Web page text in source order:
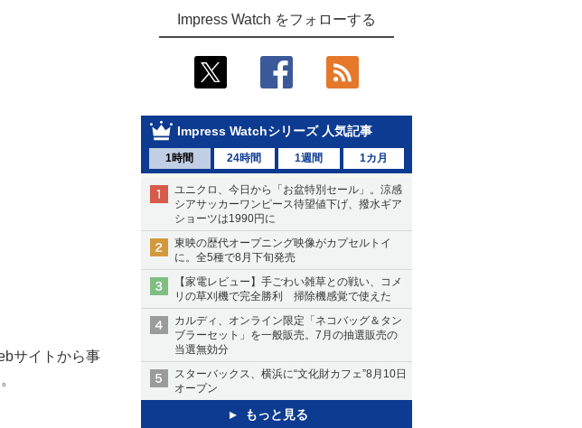
Impress Watch をフォローする
Impress Watchシリーズ 人気記事
1時間 24時間 1週間 1カ月
ユニクロ、今日から「お盆特別セール」。涼感
シアサッカーワンピース待望値下げ、撥水ギア
ショーツは1990円に
東映の歴代オープニング映像がカプセルトイ
に。全5種で8月下旬発売
【家電レビュー】手ごわい雑草との戦い、コメ
リの草刈機で完全勝利 掃除機感覚で使えた
カルディ、オンライン限定「ネコバッグ＆タン
ブラーセット」を一般販売。7月の抽選販売の
当選無効分
スターバックス、横浜に“文化財カフェ”8月10日
オープン
もっと見る
サイトから事